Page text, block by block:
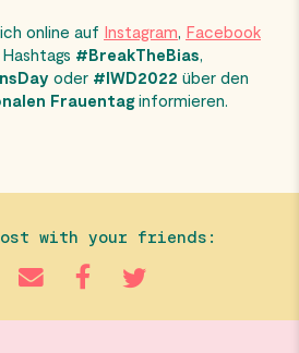
online auf Instagram, Facebook
#BreakTheBias,
oder #IWD2022 über den
Frauentaginformieren.
with your friends: